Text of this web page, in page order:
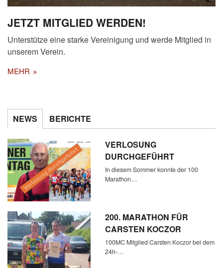
JETZT MITGLIED WERDEN!
Unterstütze eine starke Vereinigung und werde Mitglied in
unserem Verein.
MEHR
NEWS BERICHTE
VERLOSUNG
DURCHGEFÜHRT
In diesem Sommer konnte der 100
Marathon…
200. MARATHON FÜR
CARSTEN KOCZOR
100MC Mitglied Carsten Koczor bei dem
24h-…